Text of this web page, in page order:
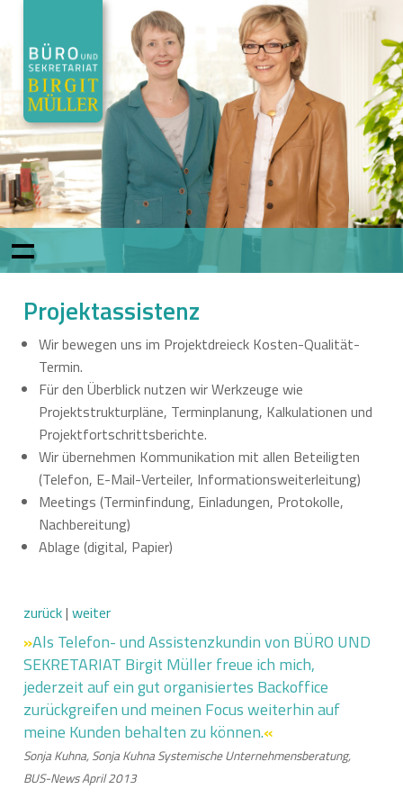
Projektassistenz
Wir bewegen uns im Projektdreieck Kosten-Qualität-
Termin.
Für den Überblick nutzen wir Werkzeuge wie
Projektstrukturpläne, Terminplanung, Kalkulationen und
Projektfortschrittsberichte.
Wir übernehmen Kommunikation mit allen Beteiligten
(Telefon, E-Mail-Verteiler, Informationsweiterleitung)
Meetings (Terminfindung, Einladungen, Protokolle,
Nachbereitung)
Ablage (digital, Papier)
zurück| weiter
»Als Telefon- und Assistenzkundin von BÜRO UND
SEKRETARIAT Birgit Müller freue ich mich,
jederzeit auf ein gut organisiertes Backoffice
zurückgreifen und meinen Focus weiterhin auf
meine Kunden behalten zu können.«
Sonja Kuhna, Sonja Kuhna Systemische Unternehmensberatung,
BUS-News April 2013